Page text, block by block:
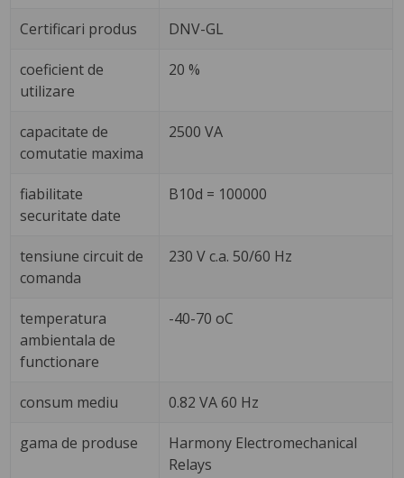
Certificari produs DNV-GL
coeficient de
utilizare
20 %
capacitate de
comutatie maxima
2500 VA
fiabilitate
securitate date
B10d = 100000
tensiune circuit de
comanda
230 V c.a. 50/60 Hz
temperatura
ambientala de
functionare
-40-70 oC
consum mediu 0.82 VA 60 Hz
gama de produse
Harmony Electromechanical
Relays